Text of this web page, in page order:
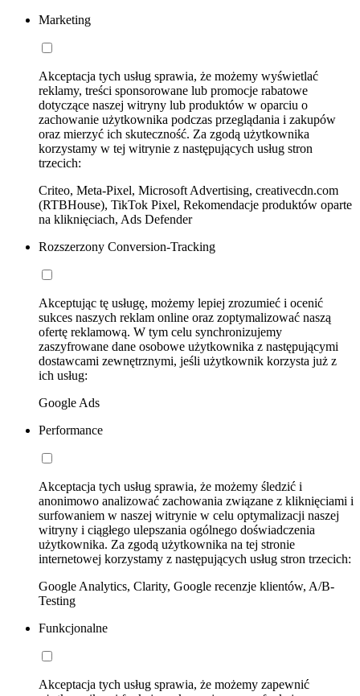
Marketing
Akceptacja tych usług sprawia, że możemy wyświetlać
reklamy, treści sponsorowane lub promocje rabatowe
dotyczące naszej witryny lub produktów w oparciu o
zachowanie użytkownika podczas przeglądania i zakupów
oraz mierzyć ich skuteczność. Za zgodą użytkownika
korzystamy w tej witrynie z następujących usług stron
trzecich:
Criteo, Meta-Pixel, Microsoft Advertising, creativecdn.com
(RTBHouse), TikTok Pixel, Rekomendacje produktów oparte
na kliknięciach, Ads Defender
Rozszerzony Conversion-Tracking
Akceptując tę usługę, możemy lepiej zrozumieć i ocenić
sukces naszych reklam online oraz zoptymalizować naszą
ofertę reklamową. W tym celu synchronizujemy
zaszyfrowane dane osobowe użytkownika z następującymi
dostawcami zewnętrznymi, jeśli użytkownik korzysta już z
ich usług:
Google Ads
Performance
Akceptacja tych usług sprawia, że możemy śledzić i
anonimowo analizować zachowania związane z kliknięciami i
surfowaniem w naszej witrynie w celu optymalizacji naszej
witryny i ciągłego ulepszania ogólnego doświadczenia
użytkownika. Za zgodą użytkownika na tej stronie
internetowej korzystamy z następujących usług stron trzecich:
Google Analytics, Clarity, Google recenzje klientów, A/B-
Testing
Funkcjonalne
Akceptacja tych usług sprawia, że możemy zapewnić